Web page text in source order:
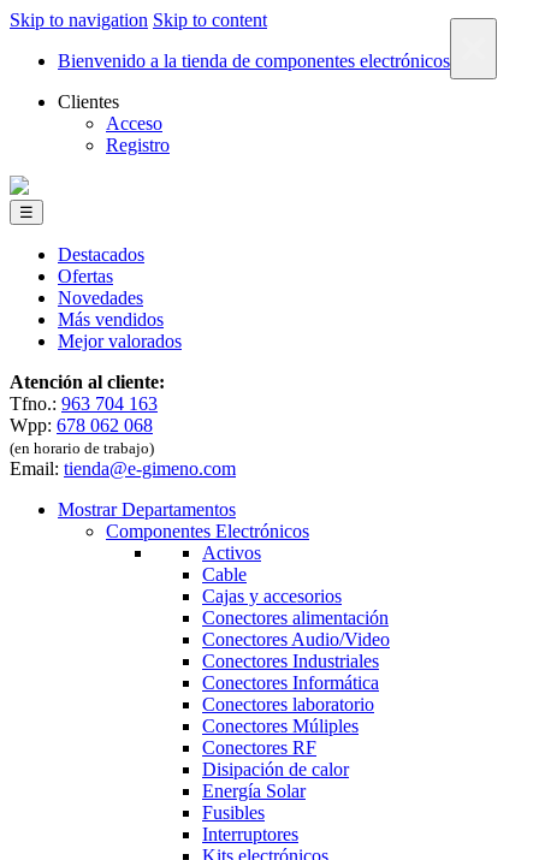
Skip to navigation Skip to content
Bienvenido a la tienda de componentes electrónicos
Clientes
Acceso
Registro
☰
Destacados
Ofertas
Novedades
Más vendidos
Mejor valorados
Atención al cliente:
Tfno.: 963 704 163
Wpp: 678 062 068
(en horario de trabajo)
Email: tienda@e-gimeno.com
Mostrar Departamentos
Componentes Electrónicos
Activos
Cable
Cajas y accesorios
Conectores alimentación
Conectores Audio/Video
Conectores Industriales
Conectores Informática
Conectores laboratorio
Conectores Múliples
Conectores RF
Disipación de calor
Energía Solar
Fusibles
Interruptores
Kits electrónicos